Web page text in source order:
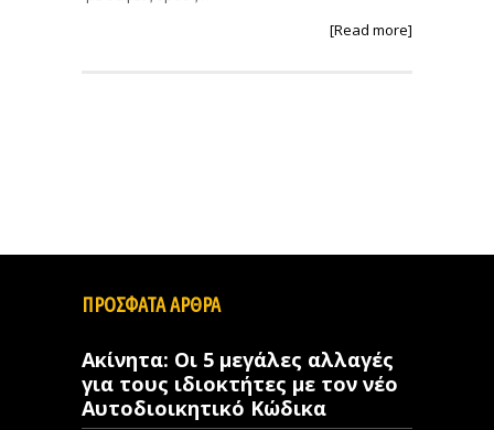
[Read more]
ΠΡΟΣΦΑΤΑ ΑΡΘΡΑ
Ακίνητα: Οι 5 μεγάλες αλλαγές
για τους ιδιοκτήτες με τον νέο
Αυτοδιοικητικό Κώδικα